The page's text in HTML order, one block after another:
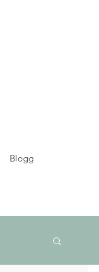
Blogg